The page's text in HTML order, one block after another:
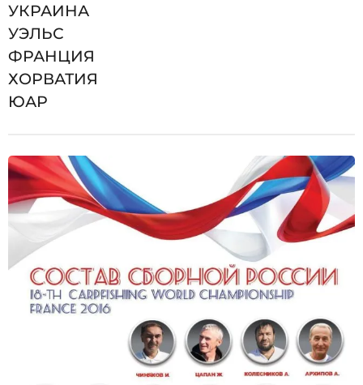
УКРАИНА
УЭЛЬС
ФРАНЦИЯ
ХОРВАТИЯ
ЮАР